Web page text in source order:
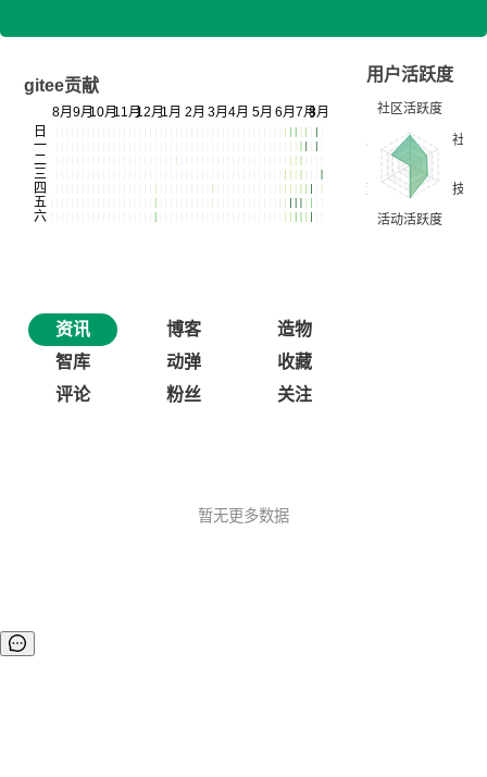
gitee贡献
用户活跃度
资讯 博客
造物
智库
动弹
收藏
评论
粉丝 关注
暂无更多数据